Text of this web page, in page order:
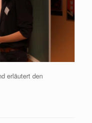
erläutert den